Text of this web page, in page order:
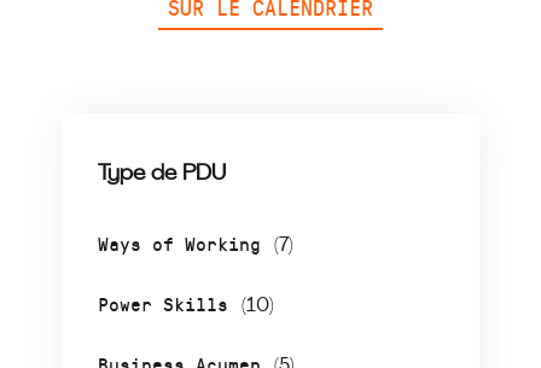
SUR LE CALENDRIER
Type de PDU
Ways of Working (7)
Power Skills (10)